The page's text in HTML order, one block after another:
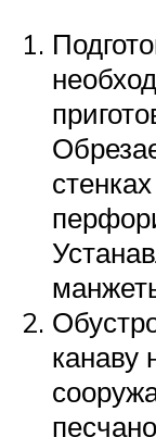
канаву